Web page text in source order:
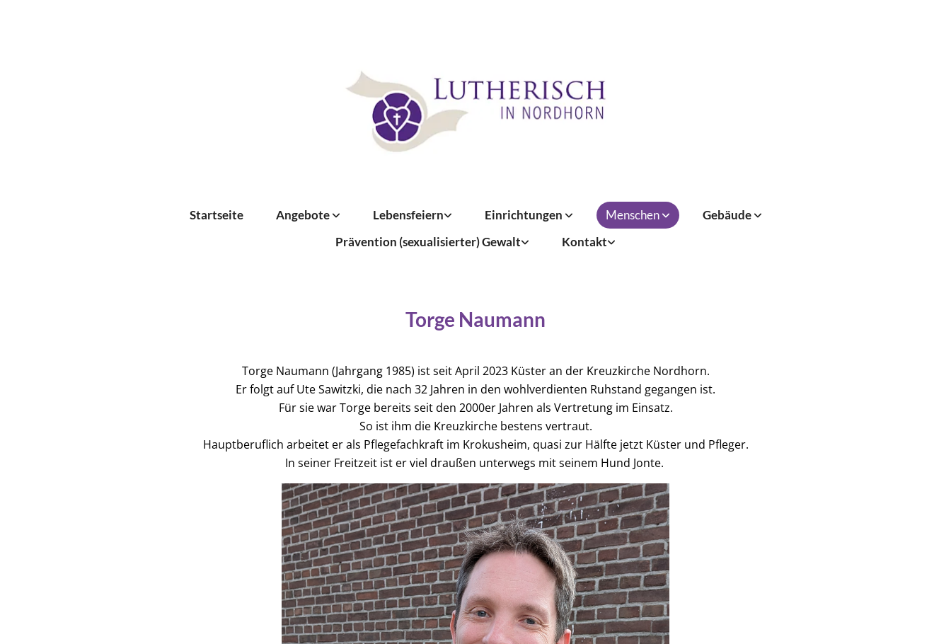
Startseite Angebote Lebensfeiern Einrichtungen Menschen
Gebäude
Prävention (sexualisierter) Gewalt
Kontakt
Torge Naumann
Torge Naumann (Jahrgang 1985) ist seit April 2023 Küster an der Kreuzkirche Nordhorn.
Er folgt auf Ute Sawitzki, die nach 32 Jahren in den wohlverdienten Ruhstand gegangen ist.
Für sie war Torge bereits seit den 2000er Jahren als Vertretung im Einsatz.
So ist ihm die Kreuzkirche bestens vertraut.
Hauptberuflich arbeitet er als Pflegefachkraft im Krokusheim, quasi zur Hälfte jetzt Küster und Pfleger.
In seiner Freitzeit ist er viel draußen unterwegs mit seinem Hund Jonte.